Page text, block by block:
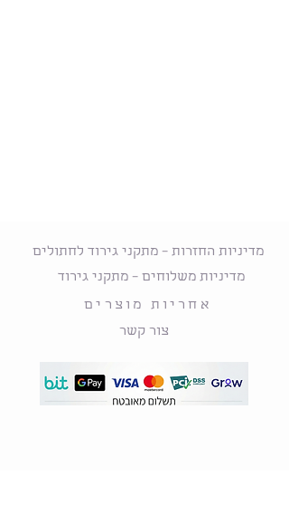
מדיניות החזרות – מתקני גירוד לחתולים
מדיניות משלוחים – מתקני גירוד
אחריות מוצרים
צור קשר